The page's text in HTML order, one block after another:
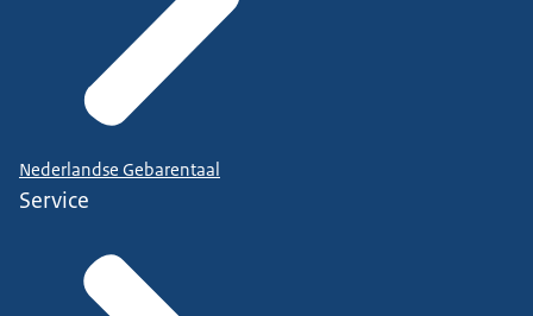
Nederlandse Gebarentaal
Service